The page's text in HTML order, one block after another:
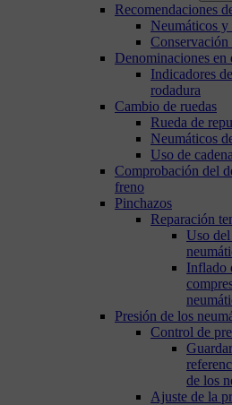
Recomendaciones
Neumáticos y
Conservación
Denominaciones
Indicadores
rodadura
Cambio de ruedas
Rueda de
Neumáticos
Uso de
Comprobación del
freno
Pinchazos
Reparación
Uso
Inflado
Presión de los
Control de
de los
Ajuste de la